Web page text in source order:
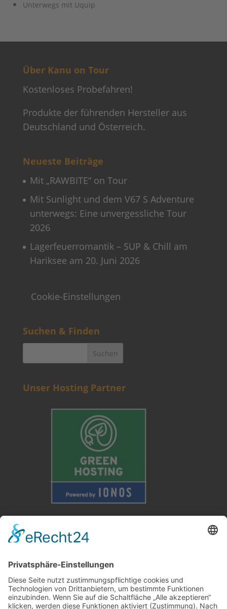
Unterwegs mit Uquip
Über Kanu on Tour
Kostenloses Probefahren!
Produkte der führenden Hersteller aus
Deutschland und Österreich.
Neueste Beiträge
Mit „RAWBITE“ on Tour
Mit Sunlight und dem V67 S Adventure
unterwegs: Eine unvergessliche Tour
2026
Lagerfeuerromantik – SUP & Chill am
Hariksee am 20. Juni 2026
Cookie-Einstellungen
Suchen & Finden
Unser Hosting Partner
Weitere Informationen
Kontakt
Newsletter
FAQ